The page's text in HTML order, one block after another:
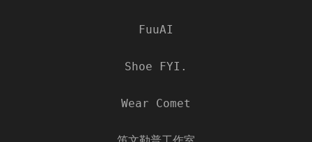
FuuAI
Shoe FYI.
Wear Comet